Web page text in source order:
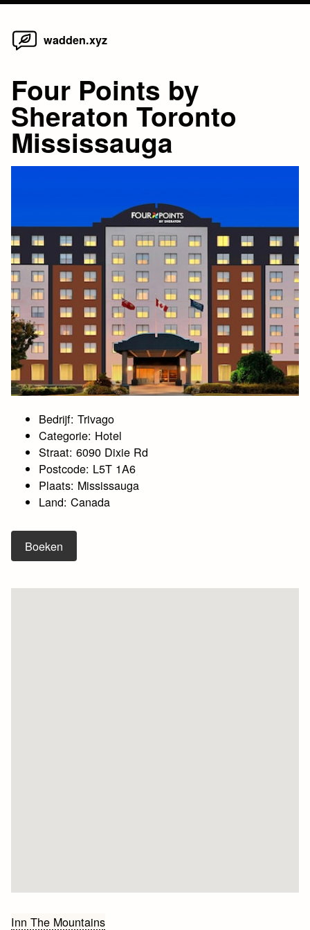
Skip
wadden.xyz
Four Points by
Sheraton Toronto
Mississauga
Bedrijf: Trivago
Categorie: Hotel
Straat: 6090 Dixie Rd
Postcode: L5T 1A6
Plaats: Mississauga
Land: Canada
Boeken
Bericht
Inn The Mountains